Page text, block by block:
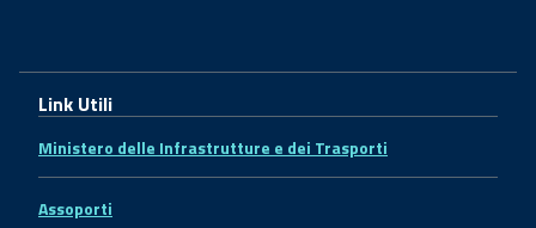
Link Utili
Ministero delle Infrastrutture e dei Trasporti
Assoporti